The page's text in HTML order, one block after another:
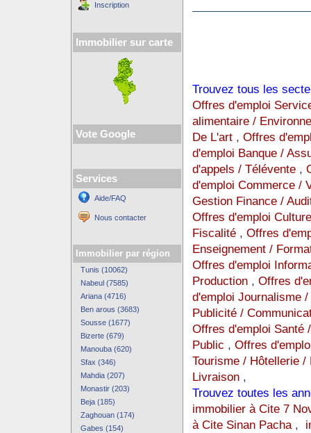
Inscription
Immobilier sur carte
Vote Google
Services
Aide/FAQ
Nous contacter
Immobilier par région
Tunis (10062)
Nabeul (7585)
Ariana (4716)
Ben arous (3683)
Sousse (1677)
Bizerte (679)
Manouba (620)
Sfax (346)
Mahdia (207)
Monastir (203)
Beja (185)
Zaghouan (174)
Gabes (154)
Trouvez tous les
Offres d'emploi
alimentaire /
De L'art , Offres
d'emploi Banque /
d'appels / Télévente ,
d'emploi Commerce /
Gestion Finance /
Offres d'emploi
Fiscalité , Offres
Enseignement /
Offres d'emploi
Production , Offres
d'emploi Journalisme
Publicité /
Offres d'emploi Santé
Public , Offres
Tourisme / Hôtellerie
Livraison ,
Trouvez toutes les
immobilier à Cite 7
à Cite Sinan Pacha,